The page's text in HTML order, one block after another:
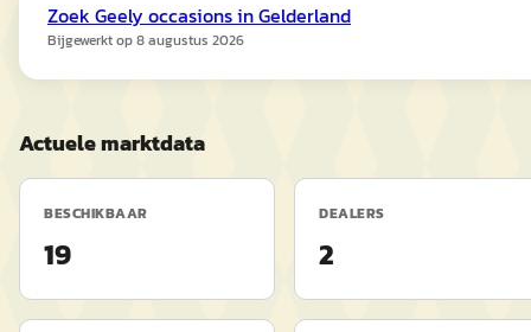
Zoek Geely occasions inGelderland
Bijgewerkt op8 augustus 2026
Actuele marktdata
BESCHIKBAAR
19
DEALERS
2